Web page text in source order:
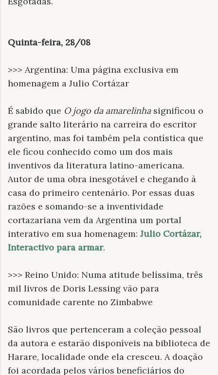
Quinta-feira, 28/08
>>> Argentina: Uma página exclusiva em
homenagem a Julio Cortázar
É sabido que O jogo da amarelinhasignificou o
grande salto literário na carreira do escritor
argentino, mas foi também pela contística que
ele ficou conhecido como um dos mais
inventivos da literatura latino-americana.
Autor de uma obra inesgotável e chegando à
casa do primeiro centenário. Por essas duas
razões e somando-se a inventividade
cortazariana vem da Argentina um portal
interativo em sua homenagem: Julio Cortázar,
Interactivo para armar.
>>> Reino Unido: Numa atitude belíssima, três
mil livros de Doris Lessing vão para
comunidade carente no Zimbabwe
São livros que pertenceram a coleção pessoal
da autora e estarão disponíveis na biblioteca de
Harare, localidade onde ela cresceu. A doação
foi acordada pelos vários beneficiários do